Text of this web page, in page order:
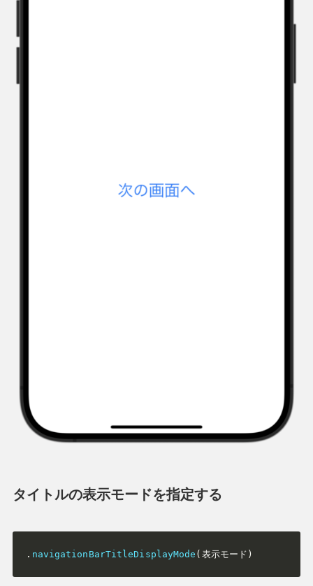
タイトルの表示モードを指定する
. navigationBarTitleDisplayMode ( 表示モード )